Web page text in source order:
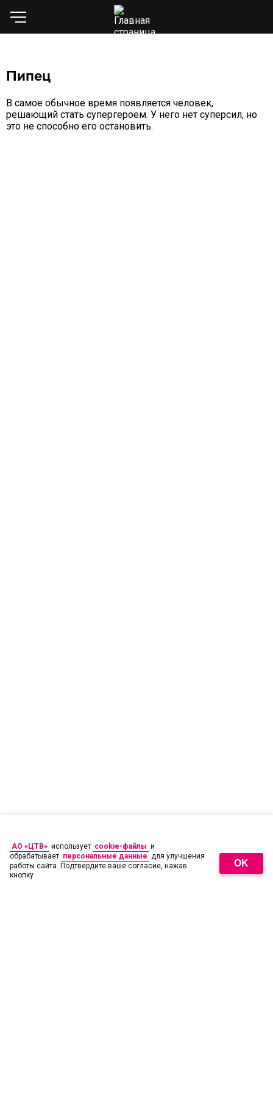
Пипец
В самое обычное время появляется человек,
решающий стать супергероем. У него нет суперсил, но
это не способно его остановить.
АО «ЦТВ» использует cookie-файлы и
обрабатывает персональные данные для улучшения
работы сайта. Подтвердите ваше согласие, нажав
кнопку
OK